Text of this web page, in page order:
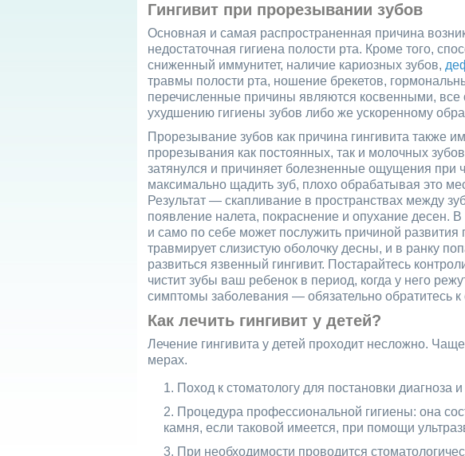
Гингивит при прорезывании зубов
Основная и самая распространенная причина
недостаточная гигиена полости рта. Кроме того,
сниженный иммунитет, наличие кариозных зубов,
травмы полости рта, ношение брекетов,
перечисленные причины являются косвенными, все
ухудшению гигиены зубов либо же ускоренному
Прорезывание зубов как причина гингивита также
прорезывания как постоянных, так и молочных
затянулся и причиняет болезненные ощущения при
максимально щадить зуб, плохо обрабатывая это
Результат — скапливание в пространствах между
появление налета, покраснение и опухание десен.
и само по себе может послужить причиной развития
травмирует слизистую оболочку десны, и в ранку
развиться язвенный гингивит. Постарайтесь
чистит зубы ваш ребенок в период, когда у него
симптомы заболевания — обязательно обратитесь к
Как лечить гингивит у детей?
Лечение гингивита у детей проходит несложно.
мерах.
Поход к стоматологу для постановки диагноза
Процедура профессиональной гигиены: она
камня, если таковой имеется, при помощи
При необходимости проводится